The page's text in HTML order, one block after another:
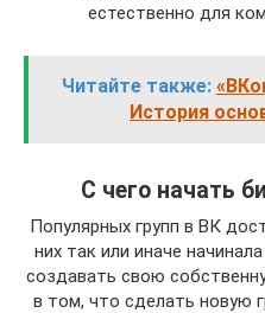
естественно для
Читайте также:
История
С чего начать
Популярных групп в ВК
них так или иначе
создавать свою
в том, что сделать новую